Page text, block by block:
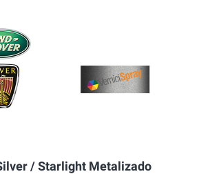
/ Starlight Metalizado